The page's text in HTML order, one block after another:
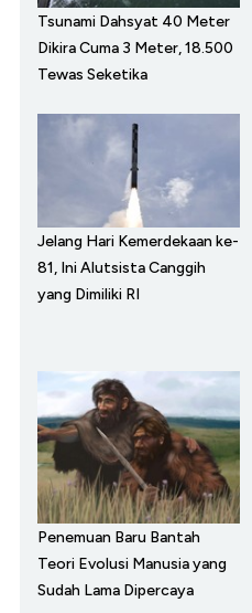
Tsunami Dahsyat 40 Meter
Dikira Cuma 3 Meter, 18.500
Tewas Seketika
Jelang Hari Kemerdekaan ke-
81, Ini Alutsista Canggih
yang Dimiliki RI
Penemuan Baru Bantah
Teori Evolusi Manusia yang
Sudah Lama Dipercaya